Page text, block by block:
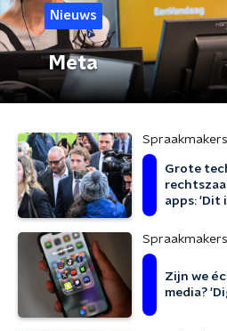
Nieuws
Meta
Spraakmakers
Grote
apps: 'Dit
Spraakmakers
Zijn we
media?